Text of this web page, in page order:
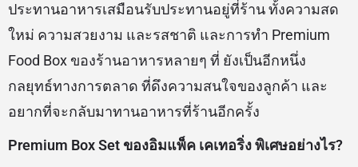
ประทานอาหารเสมือนรับประทานอยู่ที่ร้าน ทั้งความสด
ใหม่ ความสวยงาม และรสชาติ และการทำ Premium
Food Box ของร้านอาหารหลายๆ ที่ ยังเป็นอีกหนึ่ง
กลยุทธ์ทางการตลาด ที่ดึงความสนใจของลูกค้า และ
อยากที่จะกลับมาทานอาหารที่ร้านอีกครั้ง
Premium Box Set ของอิมแพ็ค เคเทอริ่ง พิเศษอย่างไร?